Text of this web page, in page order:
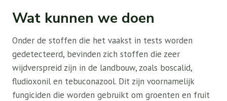
Wat kunnen we doen
Onder de stoffen die het vaakst in tests worden
gedetecteerd, bevinden zich stoffen die zeer
wijdverspreid zijn in de landbouw, zoals boscalid,
fludioxonil en tebuconazool. Dit zijn voornamelijk
fungiciden die worden gebruikt om groenten en fruit